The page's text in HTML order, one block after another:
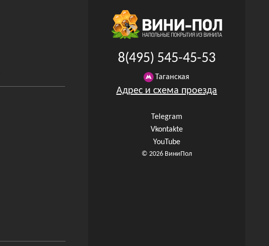
8(495) 545-45-53
Таганская
Адрес и схема проезда
Telegram
Vkontakte
YouTube
© 2026 ВиниПол